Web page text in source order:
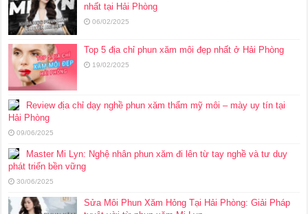
nhất tại Hải Phòng
06/02/2025
Top 5 địa chỉ phun xăm môi đẹp nhất ở Hải Phòng
19/02/2025
Review địa chỉ dạy nghề phun xăm thẩm mỹ môi – mày uy tín tại
Hải Phòng
09/06/2025
Master Mi Lyn: Nghệ nhân phun xăm đi lên từ tay nghề và tư duy
phát triển bền vững
30/06/2025
Sửa Môi Phun Xăm Hỏng Tại Hải Phòng: Giải Pháp